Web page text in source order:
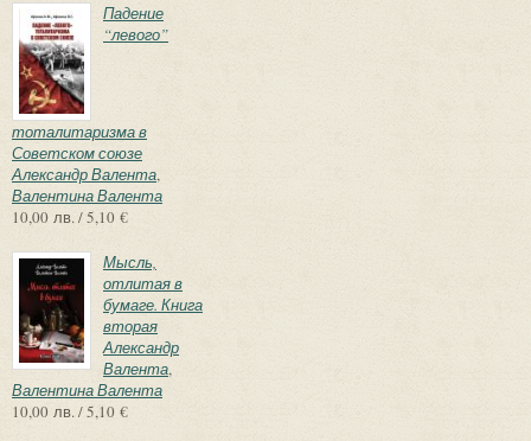
Падение
“левого”
тоталитаризма в
Советском союзе
Александр Валента,
Валентина Валента
10,00 лв. / 5,10 €
Мысль,
отлитая в
бумаге. Книга
вторая
Александр
Валента,
Валентина Валента
10,00 лв. / 5,10 €